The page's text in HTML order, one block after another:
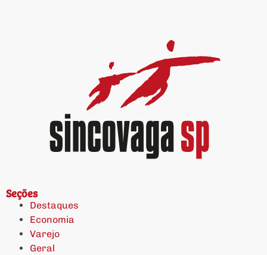
Seções
Destaques
Economia
Varejo
Geral